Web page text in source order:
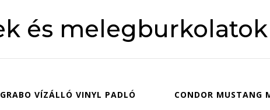
és melegburkolatok
GRABO VÍZÁLLÓ VINYL PADLÓ CONDOR MUSTANG